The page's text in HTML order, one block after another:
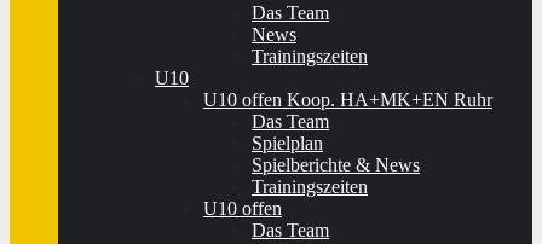
Das Team
News
Trainingszeiten
U10
U10 offen Koop. HA+MK+EN Ruhr
Das Team
Spielplan
Spielberichte & News
Trainingszeiten
U10 offen
Das Team